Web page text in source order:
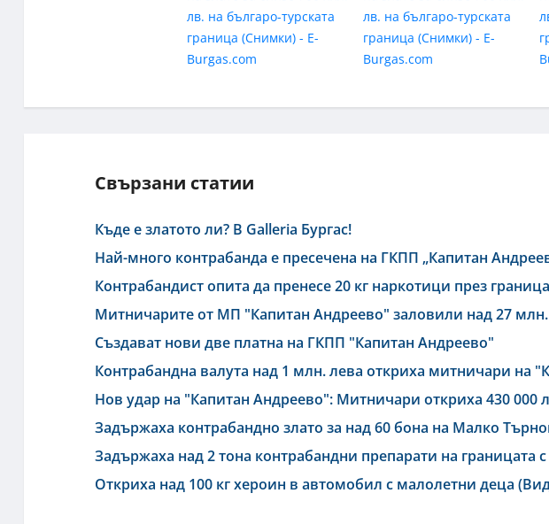
Свързани статии
Къде е златото ли? В Galleria Бургас!
Най-много контрабанда е пресечена на ГКПП „Капитан
Контрабандист опита да пренесе 20 кг наркотици през
Митничарите от МП "Капитан Андреево" заловили над 27 млн.
Създават нови две платна на ГКПП "Капитан Андреево"
Контрабандна валута над 1 млн. лева откриха митничари на
Нов удар на "Капитан Андреево": Митничари откриха 430 000
Задържаха контрабандно злато за над 60 бона на Малко
Задържаха над 2 тона контрабандни препарати на границата
Откриха над 100 кг хероин в автомобил с малолетни деца